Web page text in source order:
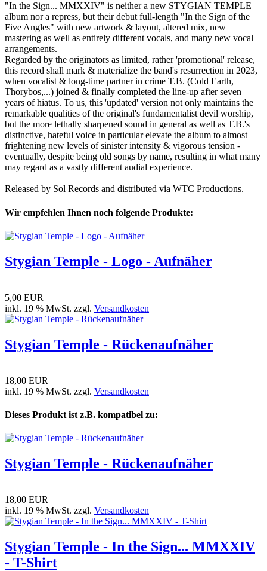
"In the Sign... MMXXIV" is neither a new STYGIAN TEMPLE
album nor a repress, but their debut full-length "In the Sign of the
Five Angles" with new artwork & layout, altered mix, new
mastering as well as entirely different vocals, and many new vocal
arrangements.
Regarded by the originators as limited, rather 'promotional' release,
this record shall mark & materialize the band's resurrection in 2023,
when vocalist & long-time partner in crime T.B. (Cold Earth,
Thorybos,...) joined & finally completed the line-up after seven
years of hiatus. To us, this 'updated' version not only maintains the
remarkable qualities of the original's fundamentalist devil worship,
but the more lethally sharpened sound in general as well as T.B.'s
distinctive, hateful voice in particular elevate the album to almost
frightening new levels of sinister intensity & vigorous tension -
eventually, despite being old songs by name, resulting in what many
may regard as a vastly different audial experience.
Released by Sol Records and distributed via WTC Productions.
Wir empfehlen Ihnen noch folgende Produkte:
Stygian Temple - Logo - Aufnäher
5,00 EUR
inkl. 19 % MwSt. zzgl. Versandkosten
Stygian Temple - Rückenaufnäher
18,00 EUR
inkl. 19 % MwSt. zzgl. Versandkosten
Dieses Produkt ist z.B. kompatibel zu:
Stygian Temple - Rückenaufnäher
18,00 EUR
inkl. 19 % MwSt. zzgl. Versandkosten
Stygian Temple - In the Sign... MMXXIV
- T-Shirt